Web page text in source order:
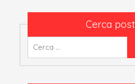
Cerca post